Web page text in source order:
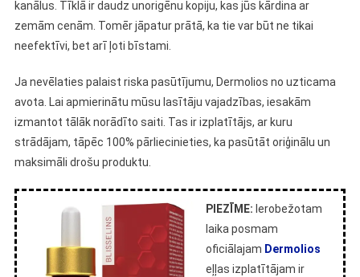
kanālus. Tīklā ir daudz unorigēnu kopiju, kas jūs kārdina ar
zemām cenām. Tomēr jāpatur prātā, ka tie var būt ne tikai
neefektīvi, bet arī ļoti bīstami.
Ja nevēlaties palaist riska pasūtījumu, Dermolios no uzticama
avota. Lai apmierinātu mūsu lasītāju vajadzības, iesakām
izmantot tālāk norādīto saiti. Tas ir izplatītājs, ar kuru
strādājam, tāpēc 100% pārliecinieties, ka pasūtāt oriģinālu un
maksimāli drošu produktu.
PIEZĪME: Ierobežotam
laika posmam
oficiālajam Dermolios
eļļas izplatītājam ir